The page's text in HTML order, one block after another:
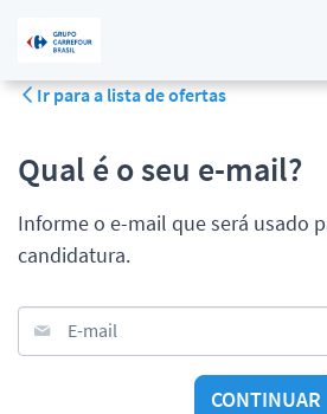
Ir para a lista de ofertas
Qual é o seu e-mail?
Informe o e-mail que será usado
candidatura.
E-mail
CONTINUAR